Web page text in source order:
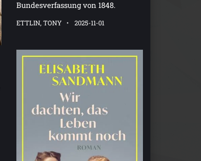
Bundesverfassung von 1848.
ETTLIN, TONY 2025-11-01